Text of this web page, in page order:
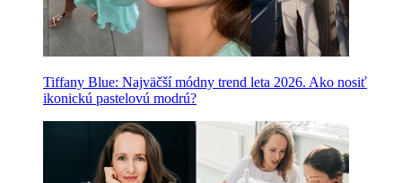
Tiffany Blue: Najväčší módny trend leta 2026. Ako nosiť
ikonickú pastelovú modrú?